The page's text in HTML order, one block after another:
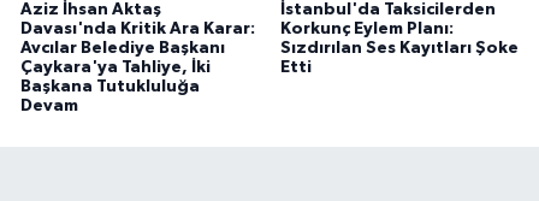
Aziz İhsan Aktaş
Davası'nda Kritik Ara Karar:
Avcılar Belediye Başkanı
Çaykara'ya Tahliye, İki
Başkana Tutukluluğa
Devam
İstanbul'da Taksicilerden
Korkunç Eylem Planı:
Sızdırılan Ses Kayıtları Şoke
Etti